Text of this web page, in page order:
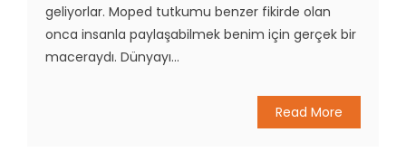
geliyorlar. Moped tutkumu benzer fikirde olan
onca insanla paylaşabilmek benim için gerçek bir
maceraydı. Dünyayı...
Read More